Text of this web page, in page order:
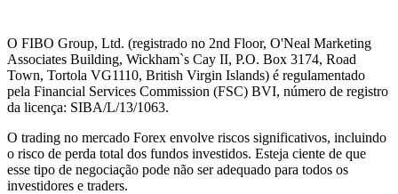
O FIBO Group, Ltd. (registrado no 2nd Floor, O'Neal Marketing
Associates Building, Wickham`s Cay II, P.O. Box 3174, Road
Town, Tortola VG1110, British Virgin Islands) é regulamentado
pela Financial Services Commission (FSC) BVI, número de registro
da licença: SIBA/L/13/1063.
O trading no mercado Forex envolve riscos significativos, incluindo
o risco de perda total dos fundos investidos. Esteja ciente de que
esse tipo de negociação pode não ser adequado para todos os
investidores e traders.